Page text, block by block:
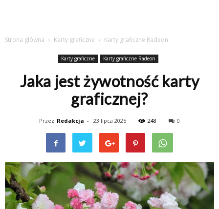
Strona główna Karty graficzne Karty graficzne Radeon
Karty graficzne Karty graficzne Radeon
Jaka jest żywotność karty
graficznej?
Przez Redakcja - 23 lipca 2025 248 0